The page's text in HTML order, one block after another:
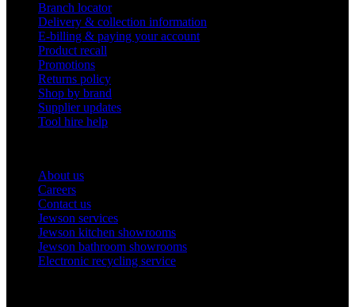
Branch locator
Delivery & collection information
E-billing & paying your account
Product recall
Promotions
Returns policy
Shop by brand
Supplier updates
Tool hire help
About us
Careers
Contact us
Jewson services
Jewson kitchen showrooms
Jewson bathroom showrooms
Electronic recycling service